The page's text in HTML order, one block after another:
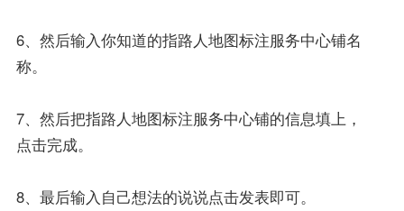
6、然后输入你知道的指路人地图标注服务中心铺名
称。
7、然后把指路人地图标注服务中心铺的信息填上，
点击完成。
8、最后输入自己想法的说说点击发表即可。